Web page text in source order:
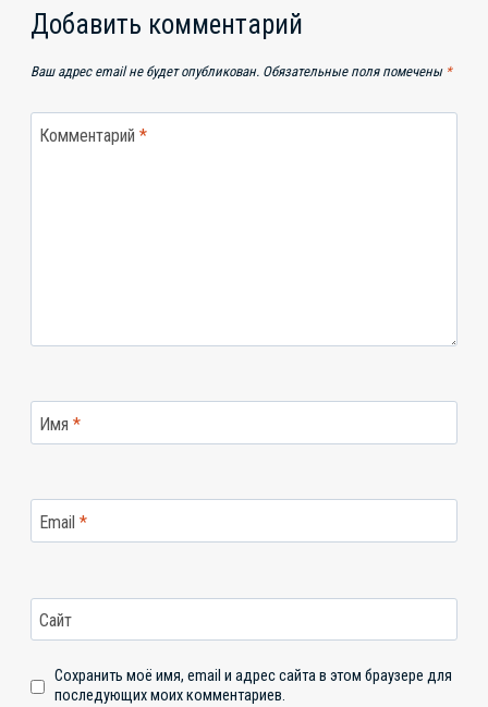
Добавить комментарий
Ваш адрес email не будет опубликован. Обязательные поля помечены *
Комментарий *
Имя *
Email *
Сайт
Сохранить моё имя, email и адрес сайта в этом браузере для
последующих моих комментариев.